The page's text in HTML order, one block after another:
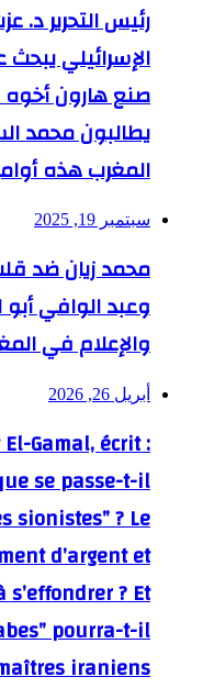
رئيس التحرير د.
الإسرائيلي
صنع هارون
يطالبون محمد
المغرب هذه
سبتمبر 19, 2025
محمد زيان ضد
وعبد الوافي
والإعلام في
أبريل 26, 2026
Gamal, écrit :
se passe-t-il
sionistes” ? Le
d’argent et
? Et
pourra-t-il
iraniens ?